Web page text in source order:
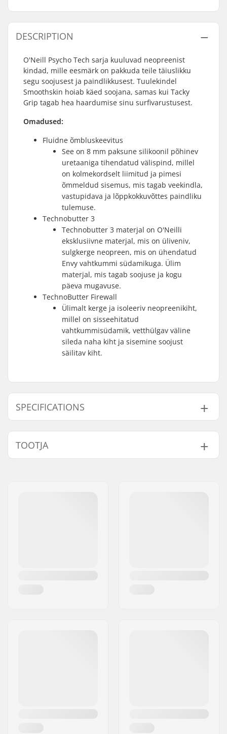
DESCRIPTION
O'Neill Psycho Tech sarja kuuluvad neopreenist
kindad, mille eesmärk on pakkuda teile täiuslikku
segu soojusest ja paindlikkusest. Tuulekindel
Smoothskin hoiab käed soojana, samas kui Tacky
Grip tagab hea haardumise sinu surfivarustusest.
Omadused:
Fluidne õmbluskeevitus
See on 8 mm paksune silikoonil põhinev
uretaaniga tihendatud välispind, millel
on kolmekordselt liimitud ja pimesi
õmmeldud sisemus, mis tagab veekindla,
vastupidava ja lõppkokkuvõttes paindliku
tulemuse.
Technobutter 3
Technobutter 3 materjal on O'Neilli
eksklusiivne materjal, mis on üliveniv,
sulgkerge neopreen, mis on ühendatud
Envy vahtkummi südamikuga. Ülim
materjal, mis tagab soojuse ja kogu
päeva mugavuse.
TechnoButter Firewall
Ülimalt kerge ja isoleeriv neopreenikiht,
millel on sisseehitatud
vahtkummisüdamik, vetthülgav väline
sileda naha kiht ja sisemine soojust
säilitav kiht.
SPECIFICATIONS
Paksus:
3mm
Aktiivsus:
Kitesurfing, Surfing,
TOOTJA